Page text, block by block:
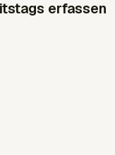
erfassen